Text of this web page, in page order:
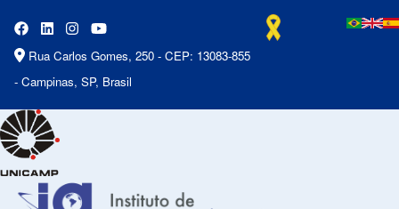
Rua Carlos Gomes, 250 - CEP: 13083-855
- Campinas, SP, Brasil